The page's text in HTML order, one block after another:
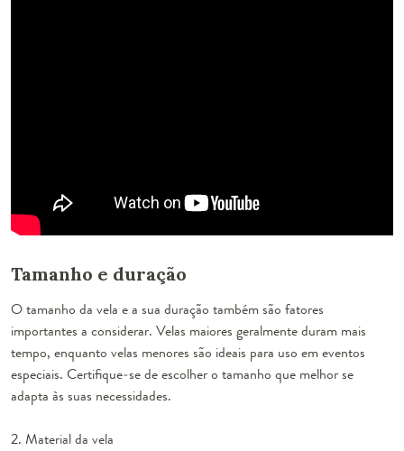
Tamanho e duração
O tamanho da vela e a sua duração também são fatores
importantes a considerar. Velas maiores geralmente duram mais
tempo, enquanto velas menores são ideais para uso em eventos
especiais. Certifique-se de escolher o tamanho que melhor se
adapta às suas necessidades.
2. Material da vela